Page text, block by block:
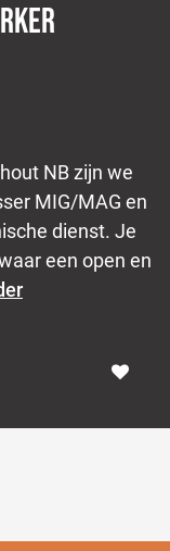
NB zijn we
MIG/MAG en
dienst. Je
een open en